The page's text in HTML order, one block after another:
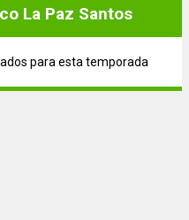
La Paz Santos
para esta temporada